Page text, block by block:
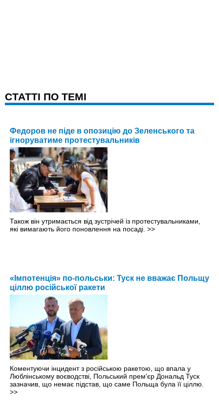
CТАТТІ ПО ТЕМІ
Федоров не піде в опозицію до Зеленського та
ігноруватиме протестувальників
Також він утримається від зустрічей із протестувальниками,
які вимагають його поновлення на посаді. >>
«Імпотенція» по-польськи: Туск не вважає Польщу
ціллю російської ракети
Коментуючи інцидент з російською ракетою, що впала у
Люблінському воєводстві, Польський прем'єр Дональд Туск
зазначив, що немає підстав, що саме Польща була її ціллю.
>>